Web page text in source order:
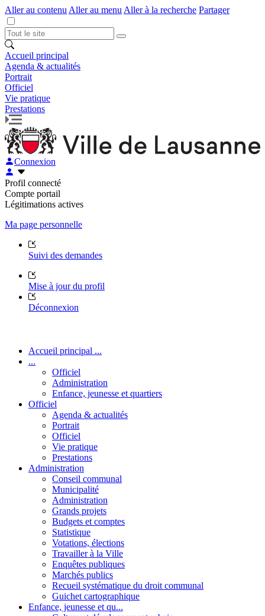
Aller au contenu Aller au menu Aller à la recherche Partager
Accueil principal
Agenda & actualités
Portrait
Officiel
Vie pratique
Prestations
Connexion
Profil connecté
Compte portail
Légitimations actives
Ma page personnelle
Suivi des demandes
Mise à jour du profil
Déconnexion
Accueil principal ...
...
Officiel
Administration
Enfance, jeunesse et quartiers
Officiel
Agenda & actualités
Portrait
Officiel
Vie pratique
Prestations
Administration
Conseil communal
Municipalité
Administration
Grands projets
Budgets et comptes
Statistique
Votations, élections
Travailler à la Ville
Enquêtes publiques
Marchés publics
Recueil systématique du droit communal
Guichet cartographique
Enfance, jeunesse et qu...